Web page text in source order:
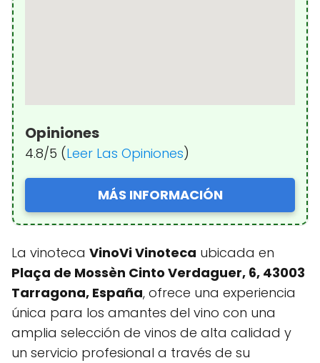
Opiniones
4.8/5 (Leer Las Opiniones)
MÁS INFORMACIÓN
La vinoteca VinoVi Vinoteca ubicada en
Plaça de Mossèn Cinto Verdaguer, 6, 43003
Tarragona, España, ofrece una experiencia
única para los amantes del vino con una
amplia selección de vinos de alta calidad y
un servicio profesional a través de su